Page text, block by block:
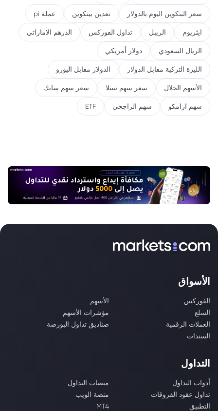
سعر البتكوين اليوم بالدولار تعدين بيتكوين عملة pi
ايثريوم الريبل تداول الفوركس الدرهم الاماراتي
الريال السعودي دولار أمريكي
الليرة التركية مقابل الدولار الدولار مقابل اليورو
الأسهم الحلال سعر سهم تسلا سعر سهم سابك
سهم ارامكو سهم الراجحي ETF
الأسواق
الفوركس
الأسهم
السلع
مؤشرات الأسهم
العملات الرقمية
صناديق تداول البورصة
السندات
التداول
أدوات التداول
منصات التداول
تداول عقود الفروقات
منصة الويب
التطبيق
MT4